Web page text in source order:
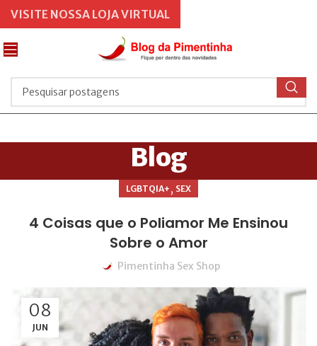
Blog
LGBTQIA+ , SEX
4 Coisas que o Poliamor Me Ensinou
Sobre o Amor
Pimentinha Sex Shop
08
JUN
VISITE NOSSA LOJA VIRTUAL